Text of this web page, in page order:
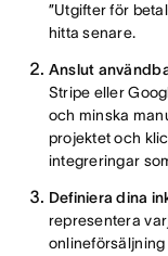
”Utgifter för
hitta senare.
Anslut
Stripe eller
och minska
projektet och
integreringar
Definiera dina
representera